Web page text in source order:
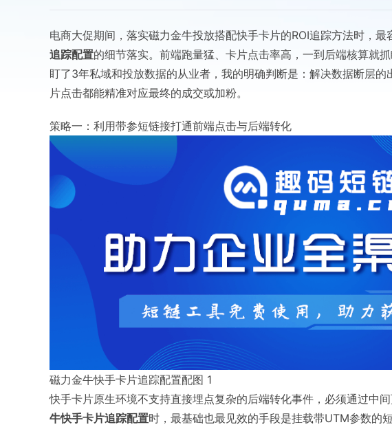
电商大促期间，落实磁力金牛投放搭配快手卡片的ROI追踪方法时，最
追踪配置的细节落实。前端跑量猛、卡片点击率高，一到后端核算就
盯了3年私域和投放数据的从业者，我的明确判断是：解决数据断层
片点击都能精准对应最终的成交或加粉。
策略一：利用带参短链接打通前端点击与后端转化
磁力金牛快手卡片追踪配置配图 1
快手卡片原生环境不支持直接埋点复杂的后端转化事件，必须通过中
牛快手卡片追踪配置时，最基础也最见效的手段是挂载带UTM参数的短